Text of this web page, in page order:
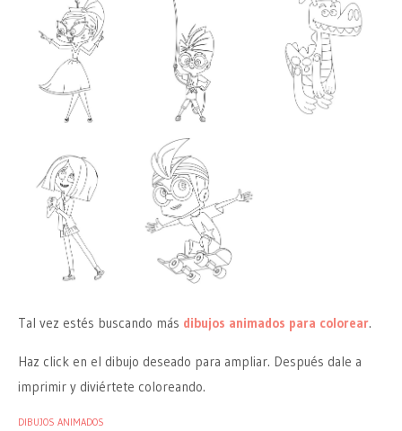
Tal vez estés buscando más dibujos animados para colorear.
Haz click en el dibujo deseado para ampliar. Después dale a
imprimir y diviértete coloreando.
DIBUJOS ANIMADOS